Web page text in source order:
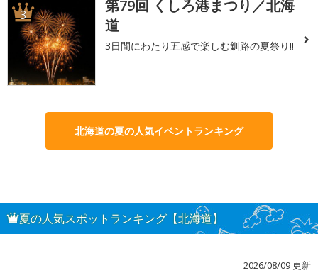
3
第79回 くしろ港まつり／北海
道
3日間にわたり五感で楽しむ釧路の夏祭り!!
北海道の夏の人気イベントランキング
夏の人気スポットランキング【北海道】
2026/08/09 更新